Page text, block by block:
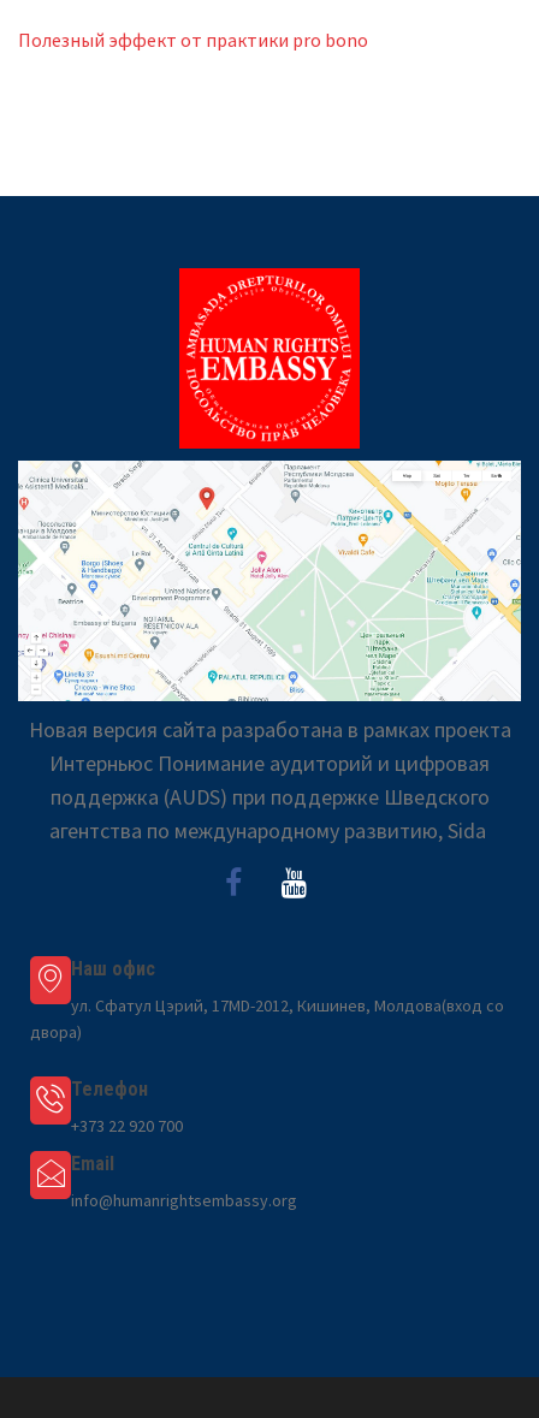
Полезный эффект от практики pro bono
Новая версия сайта разработана в рамках проекта
Интерньюс Понимание аудиторий и цифровая
поддержка (AUDS) при поддержке Шведского
агентства по международному развитию, Sida
Наш офис
ул. Сфатул Цэрий, 17MD-2012, Кишинев, Молдова(вход со
двора)
Телефон
+373 22 920 700
Email
info@humanrightsembassy.org